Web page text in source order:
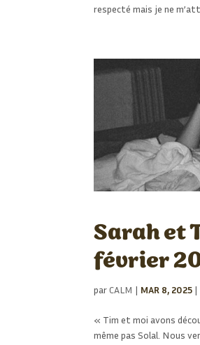
respecté mais je ne
Sarah et
février
parCALM | MAR 8, 2025 |
« Tim et moi avons
même pas Solal. Nous